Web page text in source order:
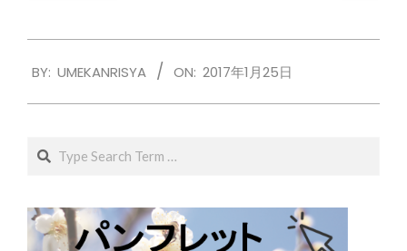
01-
BY: UMEKANRISYA ON: 2017年1月25日
Search